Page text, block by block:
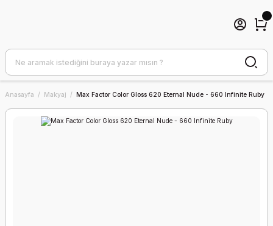
Anasayfa Makyaj Max Factor Color Gloss 620 Eternal Nude - 660 Infinite Ruby